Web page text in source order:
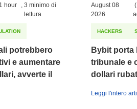
hour
3 minimo di
lettura
potrebbero
e aumentare
avverte il
August 08
2026
HACKERS
Bybit porta
tribunale e
dollari
Leggi l'intero